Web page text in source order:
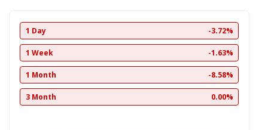
1 Day -3.72%
1 Week -1.63%
1 Month -8.58%
3 Month 0.00%